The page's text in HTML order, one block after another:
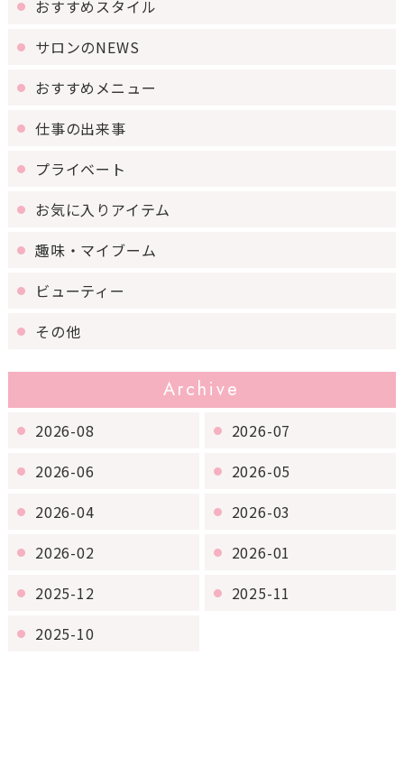
おすすめスタイル
サロンのNEWS
おすすめメニュー
仕事の出来事
プライベート
お気に入りアイテム
趣味・マイブーム
ビューティー
その他
Archive
2026-08
2026-07
2026-06
2026-05
2026-04
2026-03
2026-02
2026-01
2025-12
2025-11
2025-10